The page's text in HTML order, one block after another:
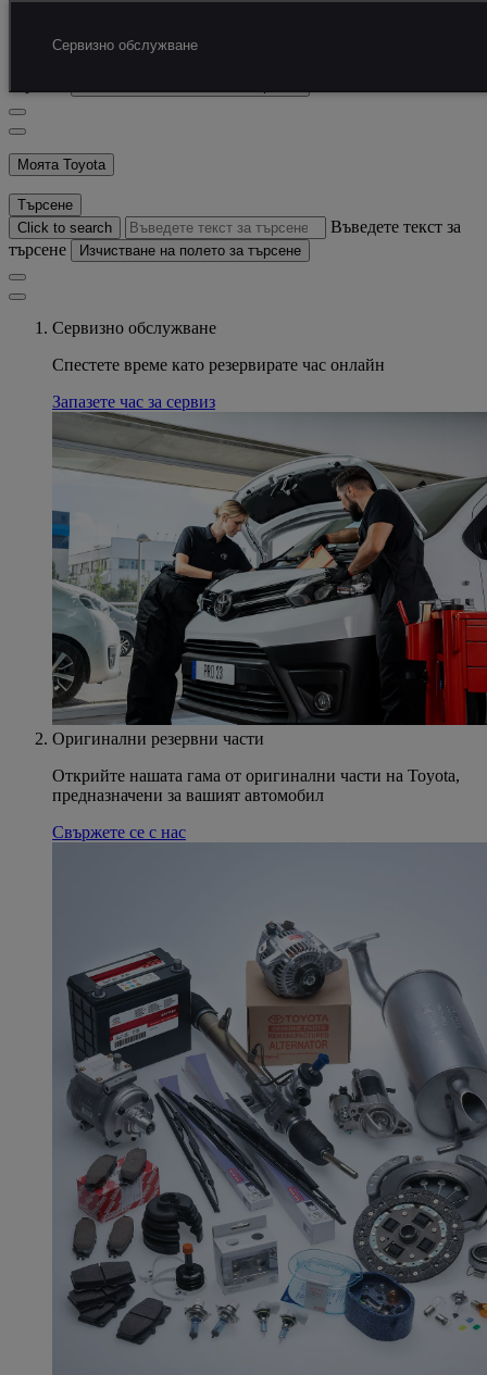
Търсене
Моята Toyota
Търсене
Click to search
Въведете текст за
търсене
Изчистване на полето за търсене
Сервизно обслужване
Сервизно обслужване
Спестете време като резервирате час онлайн
Запазете час за сервиз
Оригинални резервни части
Открийте нашата гама от оригинални части на Toyota,
предназначени за вашият автомобил
Свържете се с нас